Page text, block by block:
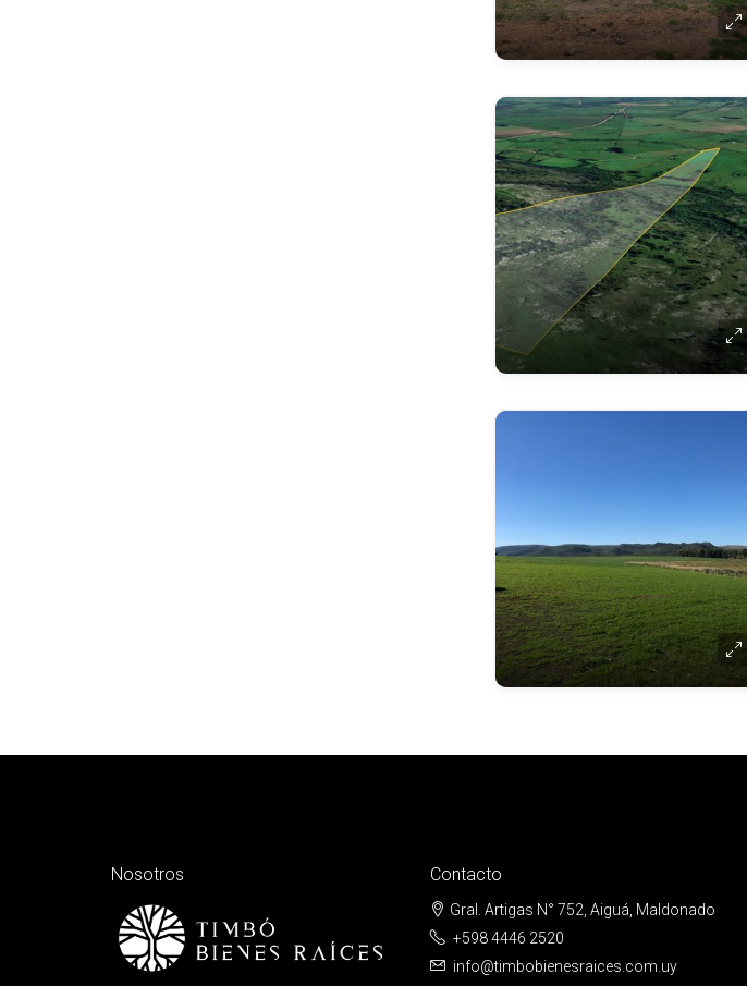
Nosotros Contacto
Gral. Artigas N° 752, Aiguá, Maldonado
+598 4446 2520
info@timbobienesraices.com.uy